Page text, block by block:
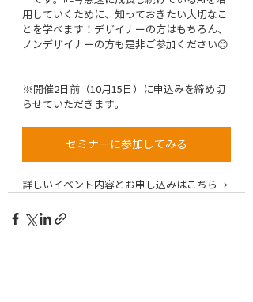
用していくために、知っておきたい大切なこ
とを学べます！デザイナーの方はもちろん、
ノンデザイナーの方も是非ご参加ください😊
※開催2日前（10月15日）に申込みを締め切
らせていただきます。
セミナーに参加してみる
詳しいイベント内容とお申し込みはこちら→